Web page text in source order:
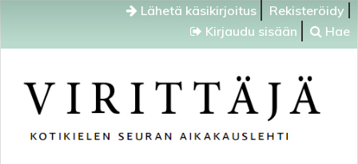
Lähetä käsikirjoitus
Rekisteröidy
Kirjaudu sisään
Hae